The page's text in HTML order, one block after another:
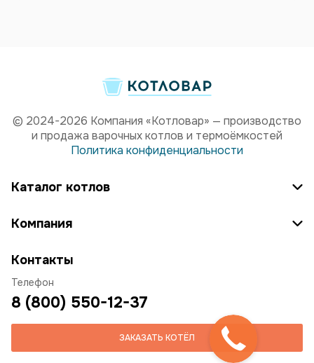
© 2024-2026 Компания «Котловар» — производство
и продажа варочных котлов и термоёмкостей
Политика конфиденциальности
Каталог котлов
Компания
Контакты
Телефон
8 (800) 550-12-37
ЗАКАЗАТЬ КОТЁЛ